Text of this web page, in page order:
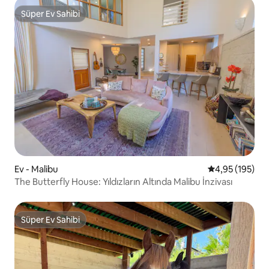
Süper Ev Sahibi
Süper Ev Sahibi
Ev - Malibu 5 üzerinden
4,95 (195)
The Butterfly House: Yıldızların Altında Malibu İnzivası
Süper Ev Sahibi
Süper Ev Sahibi